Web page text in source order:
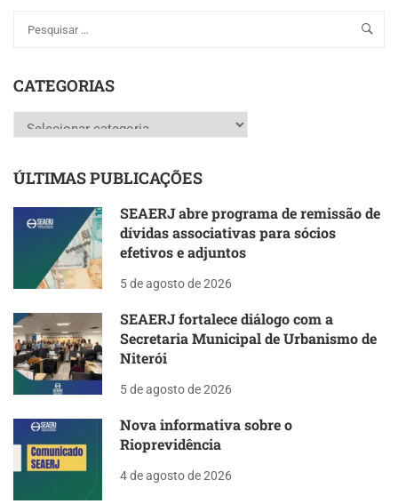
SOLENE
ANOS
CREA-
RJ
CATEGORIAS
Categorias
ÚLTIMAS PUBLICAÇÕES
SEAERJ abre programa de remissão de
dívidas associativas para sócios
efetivos e adjuntos
5 de agosto de 2026
SEAERJ fortalece diálogo com a
Secretaria Municipal de Urbanismo de
Niterói
5 de agosto de 2026
Nova informativa sobre o
Rioprevidência
4 de agosto de 2026